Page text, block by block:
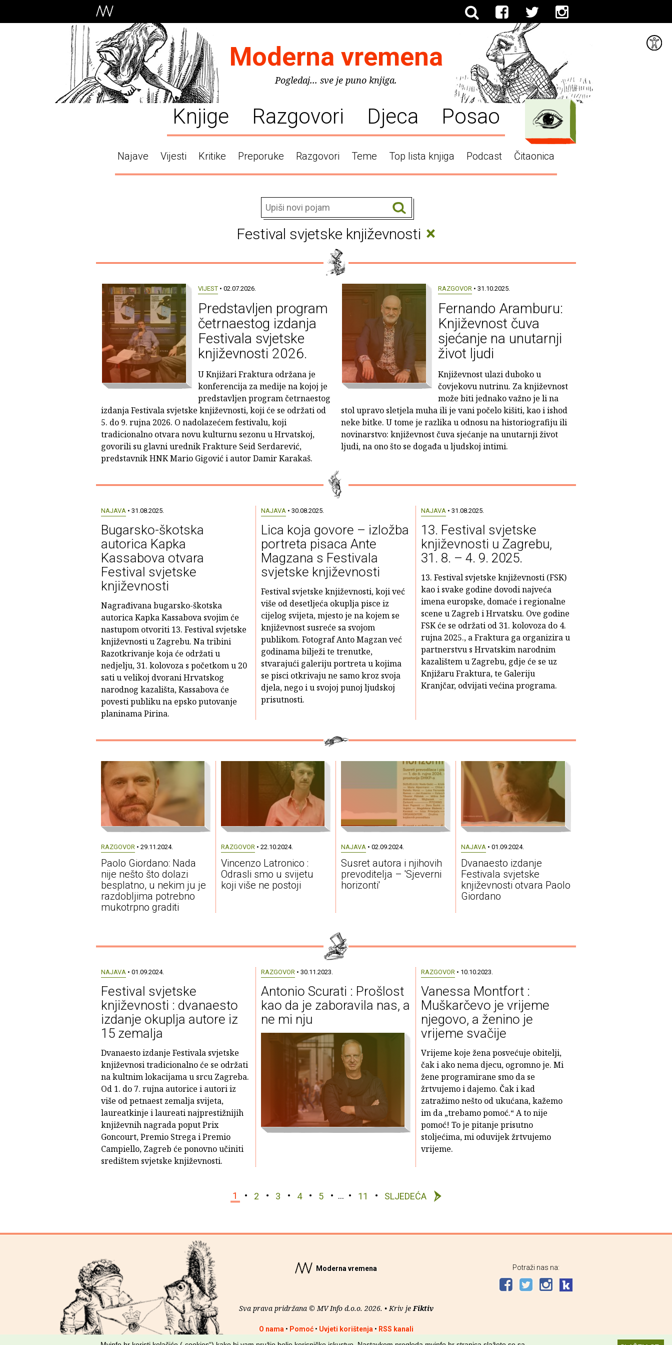
Moderna vremena
Pogledaj... sve je puno knjiga.
Knjige Razgovori Djeca Posao
Najave Vijesti Kritike Preporuke Razgovori Teme Top lista knjiga Podcast Čitaonica
Festival svjetske književnosti ×
VIJEST • 02.07.2026.
Predstavljen program
četrnaestog izdanja
Festivala svjetske
književnosti 2026.
U Knjižari Fraktura održana je
konferencija za medije na kojoj je
predstavljen program četrnaestog
izdanja Festivala svjetske književnosti, koji će se održati od
5. do 9. rujna 2026. O nadolazećem festivalu, koji
tradicionalno otvara novu kulturnu sezonu u Hrvatskoj,
govorili su glavni urednik Frakture Seid Serdarević,
predstavnik HNK Mario Gigović i autor Damir Karakaš.
RAZGOVOR • 31.10.2025.
Fernando Aramburu:
Književnost čuva
sjećanje na unutarnji
život ljudi
Književnost ulazi duboko u
čovjekovu nutrinu. Za književnost
može biti jednako važno je li na
stol upravo sletjela muha ili je vani počelo kišiti, kao i ishod
neke bitke. U tome je razlika u odnosu na historiografiju ili
novinarstvo: književnost čuva sjećanje na unutarnji život
ljudi, na ono što se događa u ljudskoj intimi.
NAJAVA• 31.08.2025.
Bugarsko-škotska
autorica Kapka
Kassabova otvara
Festival svjetske
književnosti
Nagrađivana bugarsko-škotska
autorica Kapka Kassabova svojim će
nastupom otvoriti 13. Festival svjetske
književnosti u Zagrebu. Na tribini
Razotkrivanje koja će održati u
nedjelju, 31. kolovoza s početkom u 20
sati u velikoj dvorani Hrvatskog
narodnog kazališta, Kassabova će
povesti publiku na epsko putovanje
planinama Pirina.
NAJAVA• 30.08.2025.
Lica koja govore – izložba
portreta pisaca Ante
Magzana s Festivala
svjetske književnosti
Festival svjetske književnosti, koji već
više od desetljeća okuplja pisce iz
cijelog svijeta, mjesto je na kojem se
književnost susreće sa svojom
publikom. Fotograf Anto Magzan već
godinama bilježi te trenutke,
stvarajući galeriju portreta u kojima
se pisci otkrivaju ne samo kroz svoja
djela, nego i u svojoj punoj ljudskoj
prisutnosti.
NAJAVA• 31.08.2025.
13. Festival svjetske
književnosti u Zagrebu,
31. 8. – 4. 9. 2025.
13. Festival svjetske književnosti (FSK)
kao i svake godine dovodi najveća
imena europske, domaće i regionalne
scene u Zagreb i Hrvatsku. Ove godine
FSK će se održati od 31. kolovoza do 4.
rujna 2025., a Fraktura ga organizira u
partnerstvu s Hrvatskim narodnim
kazalištem u Zagrebu, gdje će se uz
Knjižaru Fraktura, te Galeriju
Kranjčar, odvijati većina programa.
RAZGOVOR • 29.11.2024.
Paolo Giordano: Nada
nije nešto što dolazi
besplatno, u nekim ju je
razdobljima potrebno
mukotrpno graditi
RAZGOVOR • 22.10.2024.
Vincenzo Latronico :
Odrasli smo u svijetu
koji više ne postoji
NAJAVA • 02.09.2024.
Susret autora i njihovih
prevoditelja – 'Sjeverni
horizonti'
NAJAVA • 01.09.2024.
Dvanaesto izdanje
Festivala svjetske
književnosti otvara Paolo
Giordano
NAJAVA• 01.09.2024.
Festival svjetske
književnosti : dvanaesto
izdanje okuplja autore iz
15 zemalja
Dvanaesto izdanje Festivala svjetske
književnosi tradicionalno će se održati
na kultnim lokacijama u srcu Zagreba.
Od 1. do 7. rujna autorice i autori iz
više od petnaest zemalja svijeta,
laureatkinje i laureati najprestižnijih
književnih nagrada poput Prix
Goncourt, Premio Strega i Premio
Campiello, Zagreb će ponovno učiniti
središtem svjetske književnosti.
RAZGOVOR• 30.11.2023.
Antonio Scurati : Prošlost
kao da je zaboravila nas, a
ne mi nju
RAZGOVOR• 10.10.2023.
Vanessa Montfort :
Muškarčevo je vrijeme
njegovo, a ženino je
vrijeme svačije
Vrijeme koje žena posvećuje obitelji,
čak i ako nema djecu, ogromno je. Mi
žene programirane smo da se
žrtvujemo i dajemo. Čak i kad
zatražimo nešto od ukućana, kažemo
im da „trebamo pomoć.“ A to nije
pomoć! To je pitanje prisutno
stoljećima, mi oduvijek žrtvujemo
vrijeme.
1 2 3 4 5 … 11 SLJEDEĆA
Moderna vremena
Sva prava pridržana © MV Info d.o.o. 2026. • Kriv je Fiktiv
O nama • Pomoć• Uvjeti korištenja • RSS kanali
Potraži nas na: